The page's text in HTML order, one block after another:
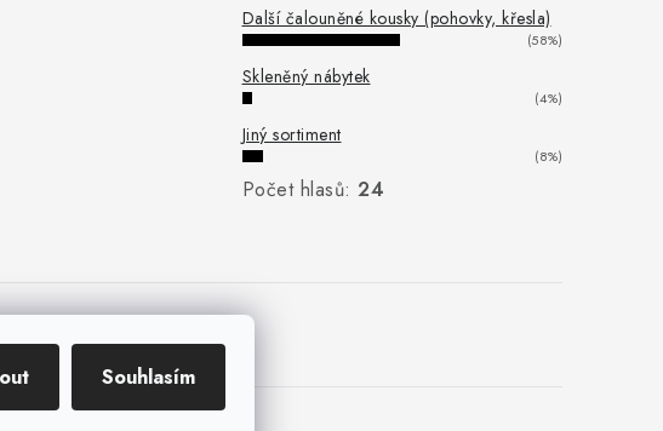
Souhlasím
Další čalouněné kousky (pohovky, křesla)
(58%)
Skleněný nábytek
(4%)
Jiný sortiment
(8%)
Počet hlasů: 24